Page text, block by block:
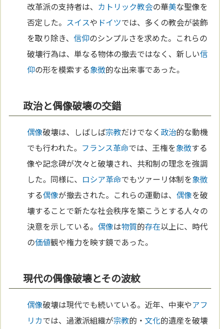
改革派の支持者は、 カトリック教会の華美な聖像を
否定した。 スイスや ドイツでは、多くの教会が装飾
を取り除き、信仰のシンプルさを求めた。これらの
破壊行為は、単なる物体の撤去ではなく、新しい信
仰の形を模索する象徴的な出来事であった。
政治と偶像破壊の交錯
偶像破壊は、しばしば宗教だけでなく 政治的な動機
でも行われた。 フランス革命では、王権を象徴する
像や記念碑が次々と破壊され、共和制の理念を強調
した。同様に、 ロシア革命でもツァーリ体制を象徴
する偶像が撤去された。これらの運動は、 偶像を破
壊することで新たな社会秩序を築こうとする人々の
決意を示している。 偶像は物質的存在以上に、時代
の価値観や権力を映す鏡であった。
現代の偶像破壊とその波紋
偶像破壊は現代でも続いている。近年、中東やアフ
リカでは、過激派組織が宗教的・文化的遺産を破壊